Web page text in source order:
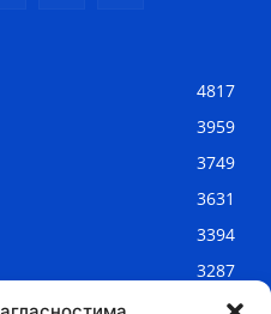
4817
3959
3749
3631
3394
3287
2910